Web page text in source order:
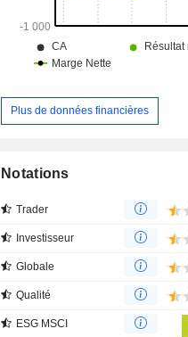
Plus de données financières
Notations
Trader
Investisseur
Globale
Qualité
ESG MSCI